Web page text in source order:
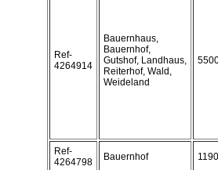
Ref-
4264914
Bauernhaus,
Bauernhof,
Gutshof, Landhaus,
Reiterhof, Wald,
Weideland
Ref-
4264798
Bauernhof